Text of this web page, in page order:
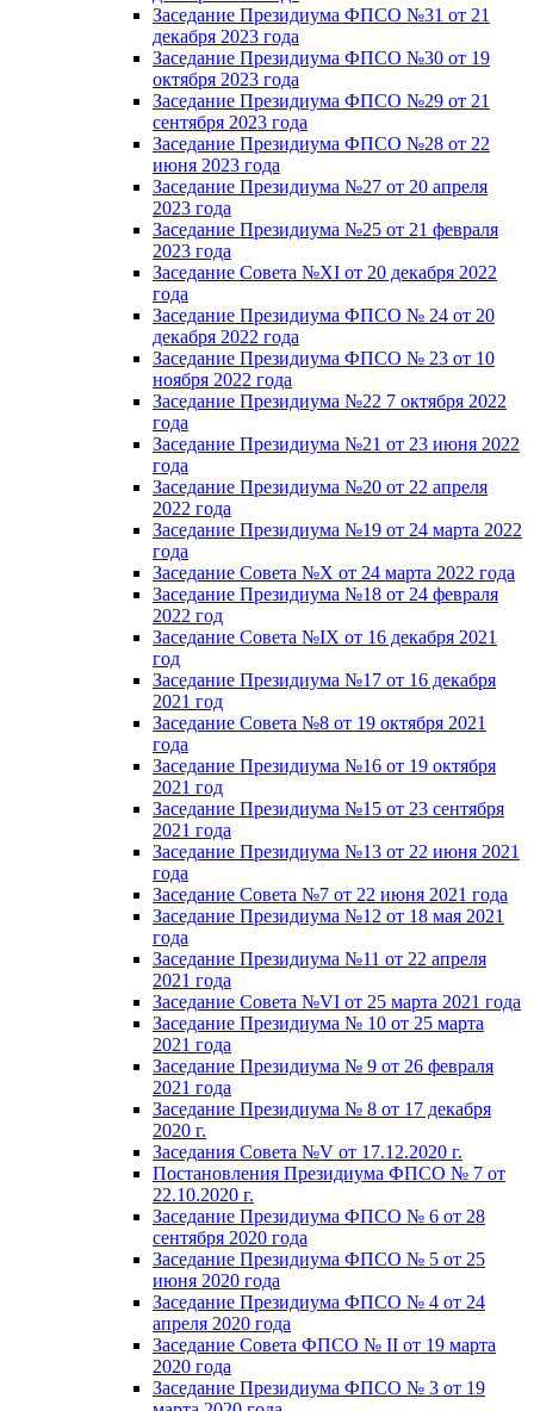
Заседание Президиума ФПСО №31 от 21
декабря 2023 года
Заседание Президиума ФПСО №30 от 19
октября 2023 года
Заседание Президиума ФПСО №29 от 21
сентября 2023 года
Заседание Президиума ФПСО №28 от 22
июня 2023 года
Заседание Президиума №27 от 20 апреля
2023 года
Заседание Президиума №25 от 21 февраля
2023 года
Заседание Совета №XI от 20 декабря 2022
года
Заседание Президиума ФПСО № 24 от 20
декабря 2022 года
Заседание Президиума ФПСО № 23 от 10
ноября 2022 года
Заседание Президиума №22 7 октября 2022
года
Заседание Президиума №21 от 23 июня 2022
года
Заседание Президиума №20 от 22 апреля
2022 года
Заседание Президиума №19 от 24 марта 2022
года
Заседание Совета №X от 24 марта 2022 года
Заседание Президиума №18 от 24 февраля
2022 год
Заседание Совета №IX от 16 декабря 2021
год
Заседание Президиума №17 от 16 декабря
2021 год
Заседание Совета №8 от 19 октября 2021
года
Заседание Президиума №16 от 19 октября
2021 год
Заседание Президиума №15 от 23 сентября
2021 года
Заседание Президиума №13 от 22 июня 2021
года
Заседание Совета №7 от 22 июня 2021 года
Заседание Президиума №12 от 18 мая 2021
года
Заседание Президиума №11 от 22 апреля
2021 года
Заседание Совета №VI от 25 марта 2021 года
Заседание Президиума № 10 от 25 марта
2021 года
Заседание Президиума № 9 от 26 февраля
2021 года
Заседание Президиума № 8 от 17 декабря
2020 г.
Заседания Совета №V от 17.12.2020 г.
Постановления Президиума ФПСО № 7 от
22.10.2020 г.
Заседание Президиума ФПСО № 6 от 28
сентября 2020 года
Заседание Президиума ФПСО № 5 от 25
июня 2020 года
Заседание Президиума ФПСО № 4 от 24
апреля 2020 года
Заседание Совета ФПСО № II от 19 марта
2020 года
Заседание Президиума ФПСО № 3 от 19